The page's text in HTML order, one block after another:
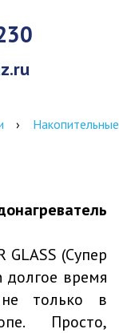
› Накопительные
GLASS (Супер
время
только в
Просто,